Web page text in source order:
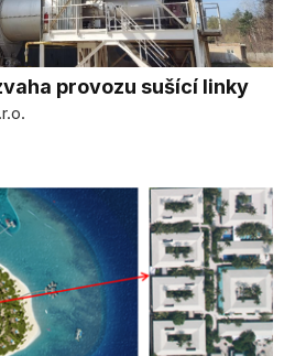
provozu sušící linky